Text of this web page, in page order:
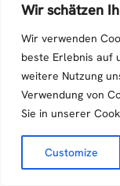
Wir schätzen
Wir verwenden
beste Erlebnis auf
weitere Nutzung
Verwendung von
Sie in unserer
Customize